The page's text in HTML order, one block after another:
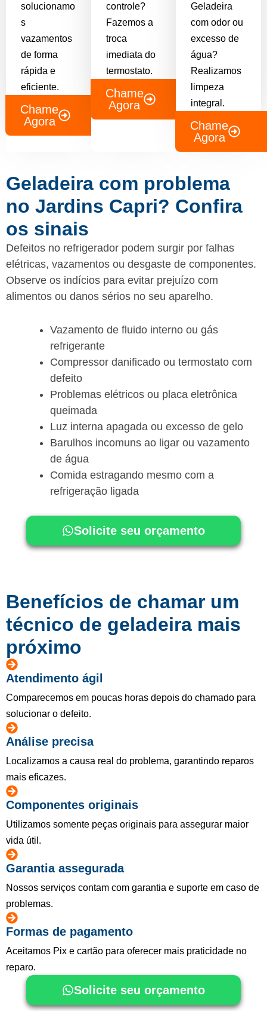
solucionamo
s
vazamentos
de forma
rápida e
eficiente.
Chame
Agora
controle?
Fazemos a
troca
imediata do
termostato.
Chame
Agora
Geladeira
com odor ou
excesso de
água?
Realizamos
limpeza
integral.
Chame
Agora
Geladeira com problema
no Jardins Capri? Confira
os sinais
Defeitos no refrigerador podem surgir por falhas
elétricas, vazamentos ou desgaste de componentes.
Observe os indícios para evitar prejuízo com
alimentos ou danos sérios no seu aparelho.
Vazamento de fluido interno ou gás
refrigerante
Compressor danificado ou termostato com
defeito
Problemas elétricos ou placa eletrônica
queimada
Luz interna apagada ou excesso de gelo
Barulhos incomuns ao ligar ou vazamento
de água
Comida estragando mesmo com a
refrigeração ligada
Solicite seu orçamento
Benefícios de chamar um
técnico de geladeira mais
próximo
Atendimento ágil
Comparecemos em poucas horas depois do chamado para
solucionar o defeito.
Análise precisa
Localizamos a causa real do problema, garantindo reparos
mais eficazes.
Componentes originais
Utilizamos somente peças originais para assegurar maior
vida útil.
Garantia assegurada
Nossos serviços contam com garantia e suporte em caso de
problemas.
Formas de pagamento
Aceitamos Pix e cartão para oferecer mais praticidade no
reparo.
Solicite seu orçamento